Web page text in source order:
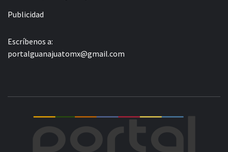
Publicidad
Escríbenos a:
portalguanajuatomx@gmail.com